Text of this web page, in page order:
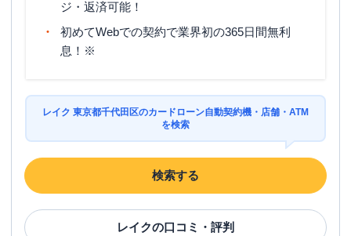
ジ・返済可能！
初めてWebでの契約で業界初の365日間無利
息！※
レイク 東京都千代田区のカードローン自動契約機・店舗・ATM
を検索
検索する
レイクの口コミ・評判